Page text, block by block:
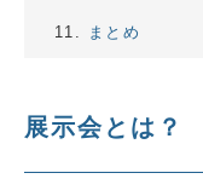
まとめ
展示会とは？